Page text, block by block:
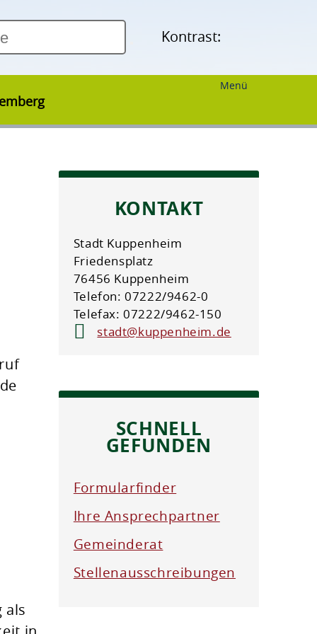
Kontrast:
Menü
als
KONTAKT
Stadt Kuppenheim
Friedensplatz
76456 Kuppenheim
Telefon: 07222/9462-0
Telefax: 07222/9462-150
stadt@kuppenheim.de
SCHNELL
GEFUNDEN
Formularfinder
Ihre Ansprechpartner
Gemeinderat
Stellenausschreibungen